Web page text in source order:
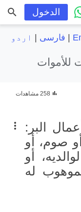
الدخول
فارسی اردو
للأموات
258 مشاهدات
البر:
صوم، أو
أو
له